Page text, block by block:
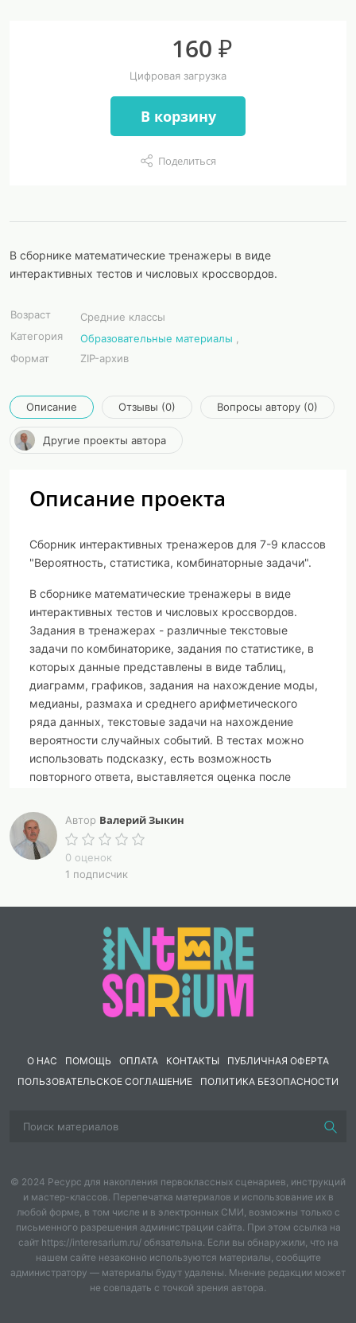
160 ₽
Цифровая загрузка
В корзину
Поделиться
В сборнике математические тренажеры в виде
интерактивных тестов и числовых кроссвордов.
Возраст
Средние классы
Категория
Образовательные материалы
Формат
ZIP-архив
Описание Отзывы (0) Вопросы автору (0)
Другие проекты автора
Описание проекта
Сборник интерактивных тренажеров для 7-9 классов
"Вероятность, статистика, комбинаторные задачи".
В сборнике математические тренажеры в виде
интерактивных тестов и числовых кроссвордов.
Задания в тренажерах - различные текстовые
задачи по комбинаторике, задания по статистике, в
которых данные представлены в виде таблиц,
диаграмм, графиков, задания на нахождение моды,
медианы, размаха и среднего арифметического
ряда данных, текстовые задачи на нахождение
вероятности случайных событий. В тестах можно
использовать подсказку, есть возможность
повторного ответа, выставляется оценка после
кроссвордов в комплекте файл для пользования в
интерактивном режиме и файлы для печати, если
использовать кроссворд на бумажном носителе.
Список математических тренажеров в сборнике
Комбинаторные задачи.
Перестановки, размещения, сочетания.
Представление данных в виде таблиц,
диаграмм, графиков.
Случайные события и их вероятности.
Статистические исследования.
Вероятности случайных событий
Автор Валерий Зыкин
0 оценок
1 подписчик
О НАС ПОМОЩЬ ОПЛАТА КОНТАКТЫ
ПУБЛИЧНАЯ ОФЕРТА
ПОЛЬЗОВАТЕЛЬСКОЕ СОГЛАШЕНИЕ
ПОЛИТИКА БЕЗОПАСНОСТИ
© 2024 Ресурс для накопления первоклассных сценариев, инструкций
и мастер-классов. Перепечатка материалов и использование их в
любой форме, в том числе и в электронных СМИ, возможны только с
письменного разрешения администрации сайта. При этом ссылка на
сайт https://interesarium.ru/ обязательна. Если вы обнаружили, что на
нашем сайте незаконно используются материалы, сообщите
администратору — материалы будут удалены. Мнение редакции может
не совпадать с точкой зрения автора.